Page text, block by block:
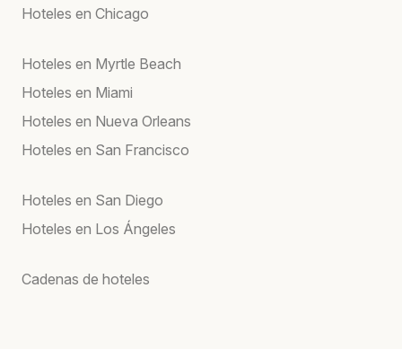
Hoteles en Chicago
Hoteles en Myrtle Beach
Hoteles en Miami
Hoteles en Nueva Orleans
Hoteles en San Francisco
Hoteles en San Diego
Hoteles en Los Ángeles
Cadenas de hoteles